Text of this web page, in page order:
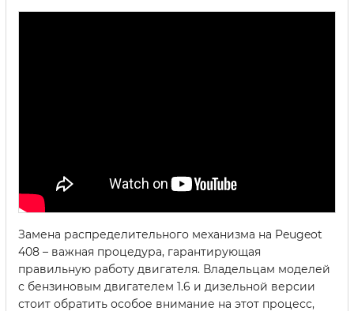
Замена распределительного механизма на Peugeot
408 – важная процедура, гарантирующая
правильную работу двигателя. Владельцам моделей
с бензиновым двигателем 1.6 и дизельной версии
стоит обратить особое внимание на этот процесс,